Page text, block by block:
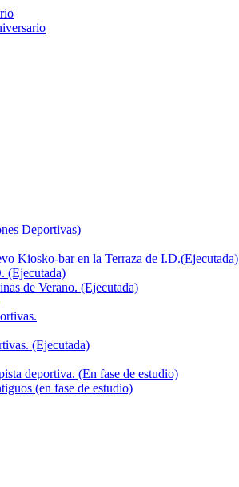
Deportivas)
Kiosko-bar en la Terraza de I.D.(Ejecutada)
(Ejecutada)
de Verano. (Ejecutada)
(Ejecutada)
deportiva. (En fase de estudio)
(en fase de estudio)